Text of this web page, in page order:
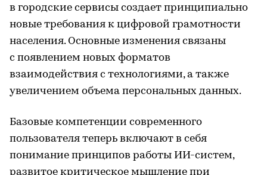
в городские сервисы создает принципиально
новые требования к цифровой грамотности
населения. Основные изменения связаны
с появлением новых форматов
взаимодействия с технологиями, а также
увеличением объема персональных данных.
Базовые компетенции современного
пользователя теперь включают в себя
понимание принципов работы ИИ-систем,
развитое критическое мышление при